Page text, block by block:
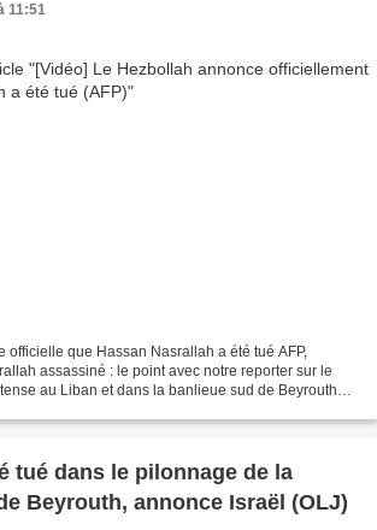
11:51
officielle que Hassan Nasrallah a été tué AFP,
assassiné : le point avec notre reporter sur le
au Liban et dans la banlieue sud de Beyrouth
tué dans le pilonnage de la
Beyrouth, annonce Israël (OLJ)